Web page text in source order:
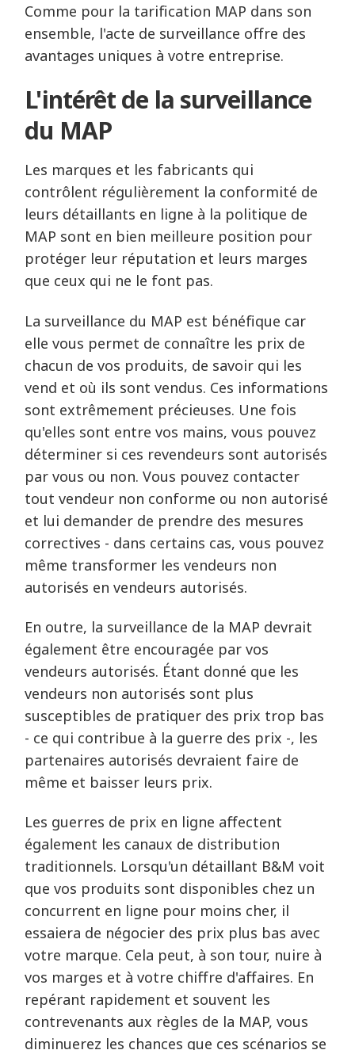
Comme pour la tarification MAP dans son
ensemble, l'acte de surveillance offre des
avantages uniques à votre entreprise.
L'intérêt de la surveillance
du MAP
Les marques et les fabricants qui
contrôlent régulièrement la conformité de
leurs détaillants en ligne à la politique de
MAP sont en bien meilleure position pour
protéger leur réputation et leurs marges
que ceux qui ne le font pas.
La surveillance du MAP est bénéfique car
elle vous permet de connaître les prix de
chacun de vos produits, de savoir qui les
vend et où ils sont vendus. Ces informations
sont extrêmement précieuses. Une fois
qu'elles sont entre vos mains, vous pouvez
déterminer si ces revendeurs sont autorisés
par vous ou non. Vous pouvez contacter
tout vendeur non conforme ou non autorisé
et lui demander de prendre des mesures
correctives - dans certains cas, vous pouvez
même transformer les vendeurs non
autorisés en vendeurs autorisés.
En outre, la surveillance de la MAP devrait
également être encouragée par vos
vendeurs autorisés. Étant donné que les
vendeurs non autorisés sont plus
susceptibles de pratiquer des prix trop bas
- ce qui contribue à la guerre des prix -, les
partenaires autorisés devraient faire de
même et baisser leurs prix.
Les guerres de prix en ligne affectent
également les canaux de distribution
traditionnels. Lorsqu'un détaillant B&M voit
que vos produits sont disponibles chez un
concurrent en ligne pour moins cher, il
essaiera de négocier des prix plus bas avec
votre marque. Cela peut, à son tour, nuire à
vos marges et à votre chiffre d'affaires. En
repérant rapidement et souvent les
contrevenants aux règles de la MAP, vous
diminuerez les chances que ces scénarios se